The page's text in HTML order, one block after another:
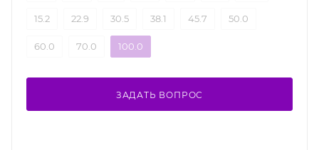
15.2 22.9 30.5 38.1 45.7 50.0
60.0 70.0 100.0
ЗАДАТЬ ВОПРОС